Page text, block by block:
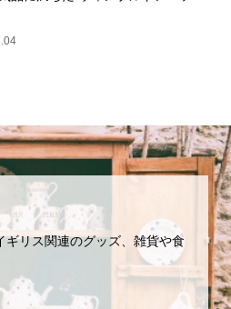
ギリス関連のグッズ、雑貨や食